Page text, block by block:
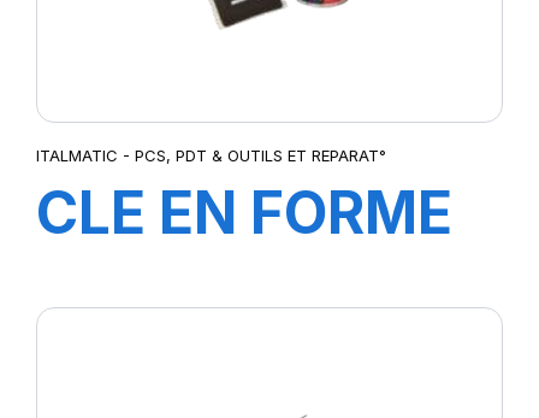
ITALMATIC - PCS, PDT & OUTILS ET REPARAT°
CLE EN FORME